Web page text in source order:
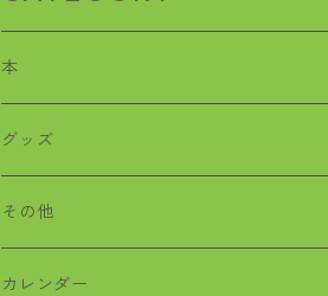
本
歴史
沖縄戦
絵本
グッズ
おばぁタイムス
ワラビー
その他
カレンダー